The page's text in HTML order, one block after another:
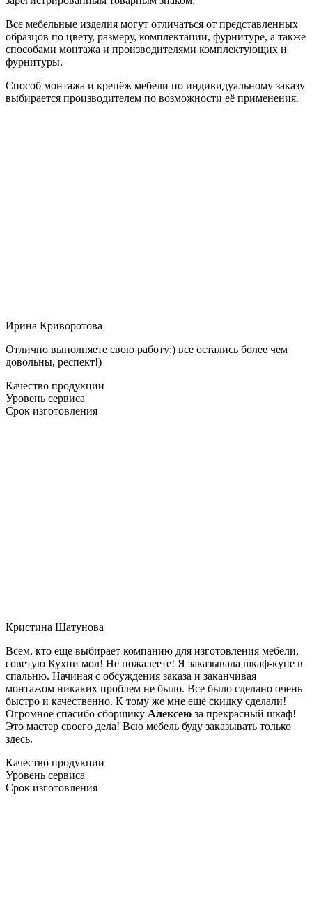
Все мебельные изделия могут отличаться от представленных
образцов по цвету, размеру, комплектации, фурнитуре, а также
способами монтажа и производителями комплектующих и
фурнитуры.
Способ монтажа и крепёж мебели по индивидуальному заказу
выбирается производителем по возможности её применения.
Ирина Криворотова
Отлично выполняете свою работу:) все остались более чем
довольны, респект!)
Качество продукции
Уровень сервиса
Срок изготовления
Кристина Шатунова
Всем, кто еще выбирает компанию для изготовления мебели,
советую Кухни мол! Не пожалеете! Я заказывала шкаф-купе в
спальню. Начиная с обсуждения заказа и заканчивая
монтажом никаких проблем не было. Все было сделано очень
быстро и качественно. К тому же мне ещё скидку сделали!
Огромное спасибо сборщику Алексею за прекрасный шкаф!
Это мастер своего дела! Всю мебель буду заказывать только
здесь.
Качество продукции
Уровень сервиса
Срок изготовления